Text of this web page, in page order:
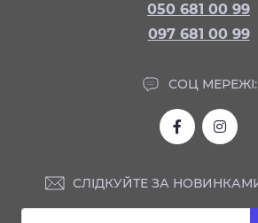
050 681 00 99
097 681 00 99
СОЦ МЕРЕЖІ:
СЛІДКУЙТЕ ЗА